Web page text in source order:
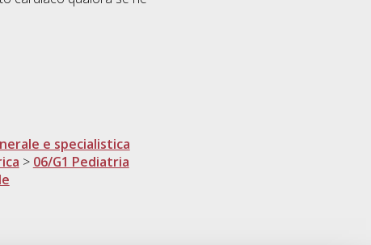
e specialistica
> 06/G1 Pediatria